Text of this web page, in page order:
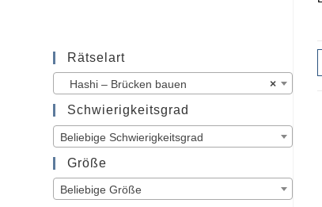
Rätselart
×
Hashi – Brücken bauen
Schwierigkeitsgrad
Beliebige Schwierigkeitsgrad
Größe
Beliebige Größe